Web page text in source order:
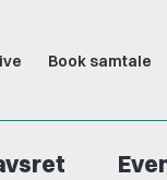
Book samtale